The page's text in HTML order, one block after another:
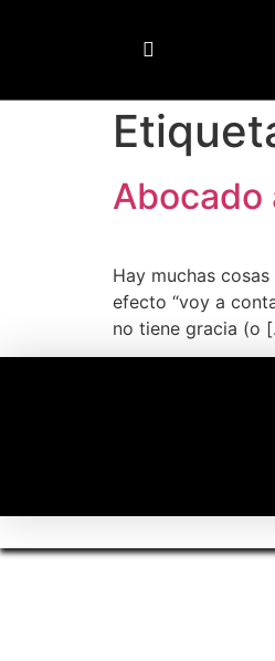
Abocado
Hay muchas
efecto “voy a
no tiene gracia (o